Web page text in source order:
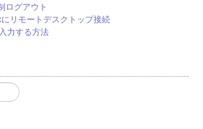
ログアウト
リモートデスクトップ接続
力する方法